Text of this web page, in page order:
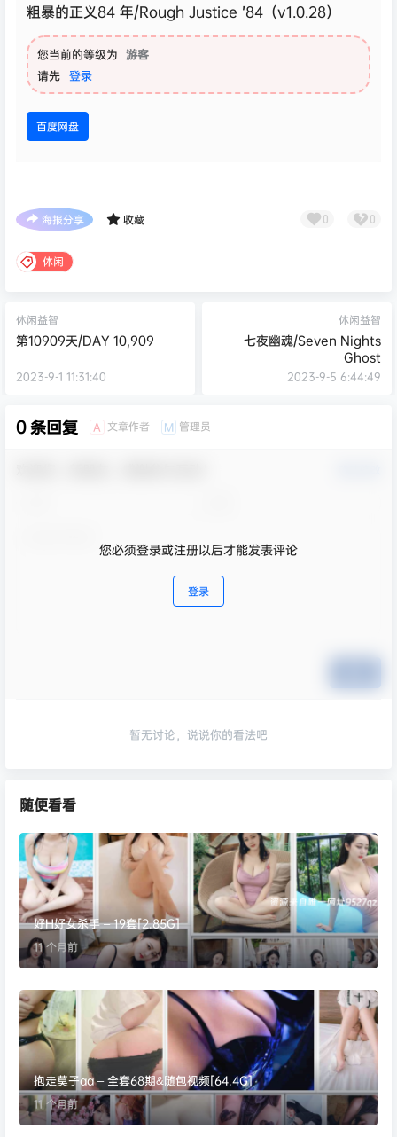
粗暴的正义84 年/Rough Justice ’84（v1.0.28）
您当前的等级为 游客
请先 登录
百度网盘
海报分享 收藏 0 0
休闲
休闲益智
第10909天/DAY 10,909
2023-9-1 11:31:40
休闲益智
七夜幽魂/Seven Nights
Ghost
2023-9-5 6:44:49
0 条回复 A 文章作者 M 管理员
您必须登录或注册以后才能发表评论
登录
暂无讨论，说说你的看法吧
随便看看
好H好女杀手 – 19套[2.85G]
11 个月前
抱走莫子aa – 全套68期&随包视频[64.4G]
11 个月前